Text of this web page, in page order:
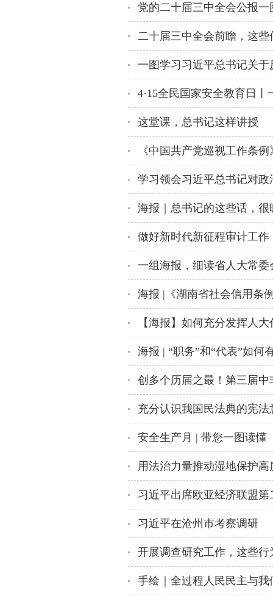
党的二十届三中全会公报一
二十届三中全会前瞻，这
一图学习习近平总书记关于
4·15全民国家安全教育日
这堂课，总书记这样讲授
《中国共产党巡视工作条
学习领会习近平总书记对
海报｜总书记的这些话，很
一组海报，细读省人大常
海报 |《湖南省社会信用条
创多个历届之最！第三届
充分认识我国民法典的宪法
习近平在沧州市考察调研
开展调查研究工作，这些行
手绘｜全过程人民民主与我